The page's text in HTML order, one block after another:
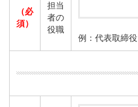
（必
須）
担当
者の
役職
例：代表取締役